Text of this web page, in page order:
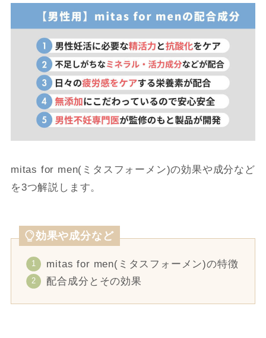
mitas for men(ミタスフォーメン)の効果や成分など
を3つ解説します。
効果や成分など
mitas for men(ミタスフォーメン)の特徴
配合成分とその効果